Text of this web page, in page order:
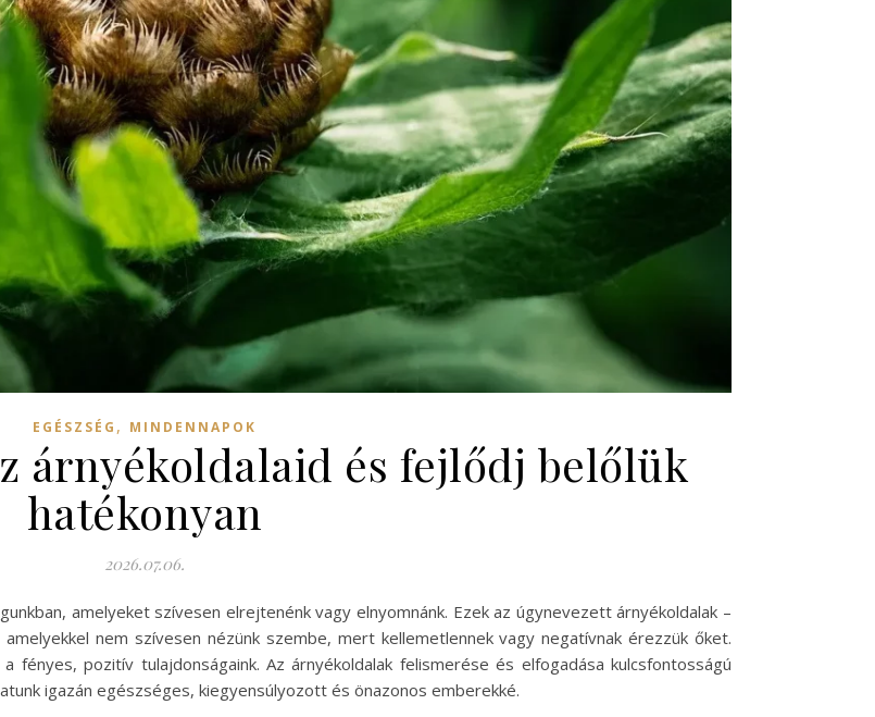
EGÉSZSÉG , MINDENNAPOK
árnyékoldalaid és fejlődj belőlük
hatékonyan
2026.07.06.
amelyeket szívesen elrejtenénk vagy elnyomnánk. Ezek az úgynevezett árnyékoldalak –
nem szívesen nézünk szembe, mert kellemetlennek vagy negatívnak érezzük őket.
fényes, pozitív tulajdonságaink. Az árnyékoldalak felismerése és elfogadása kulcsfontosságú
igazán egészséges, kiegyensúlyozott és önazonos emberekké.